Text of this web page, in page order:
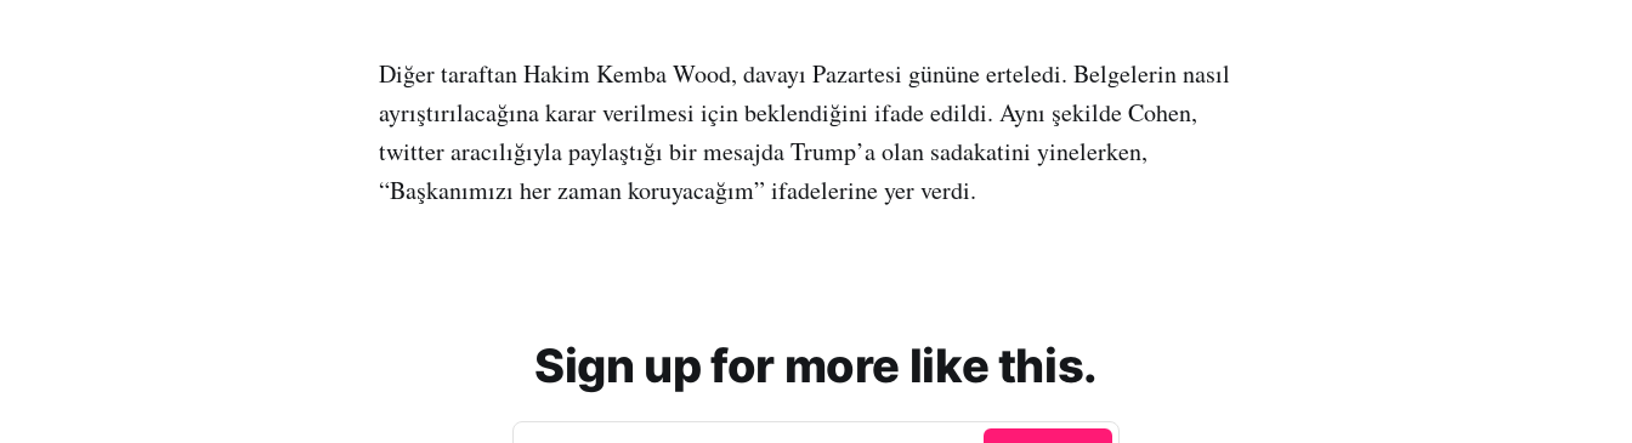
Diğer taraftan Hakim Kemba Wood, davayı Pazartesi gününe erteledi. Belgelerin nasıl
ayrıştırılacağına karar verilmesi için beklendiğini ifade edildi. Aynı şekilde Cohen,
twitter aracılığıyla paylaştığı bir mesajda Trump’a olan sadakatini yinelerken,
“Başkanımızı her zaman koruyacağım” ifadelerine yer verdi.
Sign up for more like this.